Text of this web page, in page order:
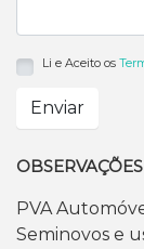
Li e Aceito os
Enviar
OBSERVAÇÕES
PVA
Seminovos e